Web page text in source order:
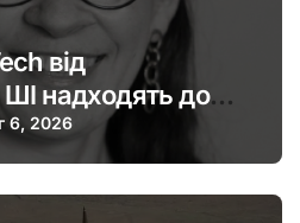
від
надходять до
глобальну
6, 2026